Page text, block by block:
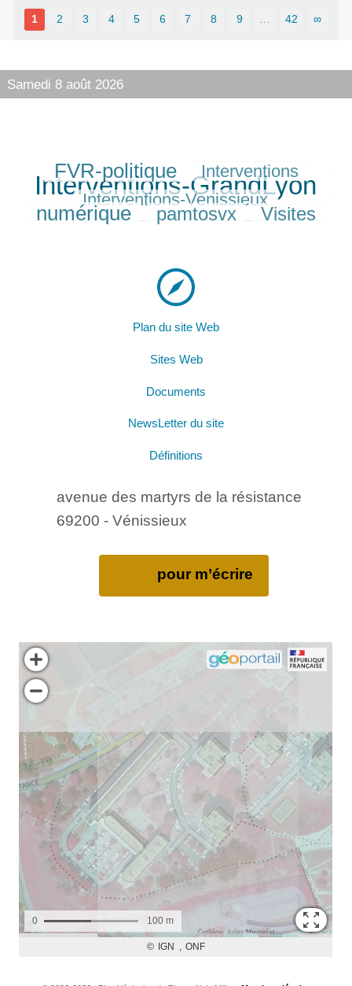
1 2 3 4 5 6 7 8 9 42 ∞
Samedi 8 août 2026
212/329FVR-politique
171/329 Interventions
329/329
Interventions-GrandLyon
153/329
Interventions-Venissieux
228/329
numérique
196/329 pamtosvx
181/329 Visites
Plan du site Web
Sites Web
Documents
NewsLetter du site
Définitions
avenue des martyrs de la résistance
69200 - Vénissieux
pour m’écrire